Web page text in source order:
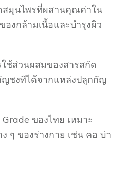
สมุนไพรที่ผสานคุณค่าใน
องกล้ามเนื้อและบำรุงผิว
ช้ส่วนผสมของสารสกัด
ชงทีได้จากแหล่งปลูกกัญ
ของไทย เหมาะ
ๆ ของร่างกาย เช่น คอ บ่า